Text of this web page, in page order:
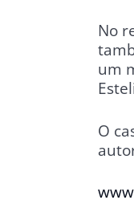
No
um
O